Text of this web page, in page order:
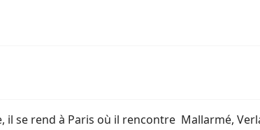
il se rend à Paris où il rencontre Mallarmé,